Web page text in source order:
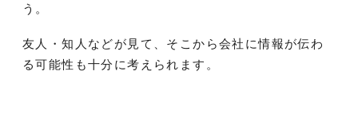
う。
友人・知人などが見て、そこから会社に情報が伝わ
る可能性も十分に考えられます。